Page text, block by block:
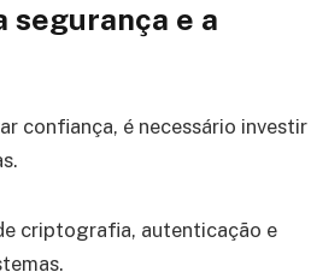
segurança e a
confiança, é necessário investir
criptografia, autenticação e